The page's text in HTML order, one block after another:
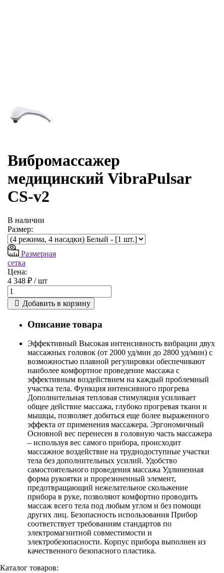
Вибромассажер
медицинский VibraPulsar
CS-v2
В наличии
Размер:
Размерная
сетка
Цена:
4 348 ₽ /шт
Добавить в корзину
Описание товара
Эффективный Высокая интенсивность вибрации двух
массажных головок (от 2000 уд/мин до 2800 уд/мин) с
возможностью плавной регулировки обеспечивают
наиболее комфортное проведение массажа с
эффективным воздействием на каждый проблемный
участка тела. Функция интенсивного прогрева
Дополнительная тепловая стимуляция усиливает
общее действие массажа, глубоко прогревая ткани и
мышцы, позволяет добиться еще более выраженного
эффекта от применения массажера. Эргономичный
Основной вес перенесен в головную часть массажера
– используя вес самого прибора, происходит
массажное воздействие на труднодоступные участки
тела без дополнительных усилий. Удобство
самостоятельного проведения массажа Удлиненная
форма рукоятки и прорезиненный элемент,
предотвращающий нежелательное скольжение
прибора в руке, позволяют комфортно проводить
массаж всего тела под любым углом и без помощи
других лиц. Безопасность использования Прибор
соответствует требованиям стандартов по
электромагнитной совместимости и
электробезопасности. Корпус прибора выполнен из
качественного безопасного пластика.
Каталог товаров: